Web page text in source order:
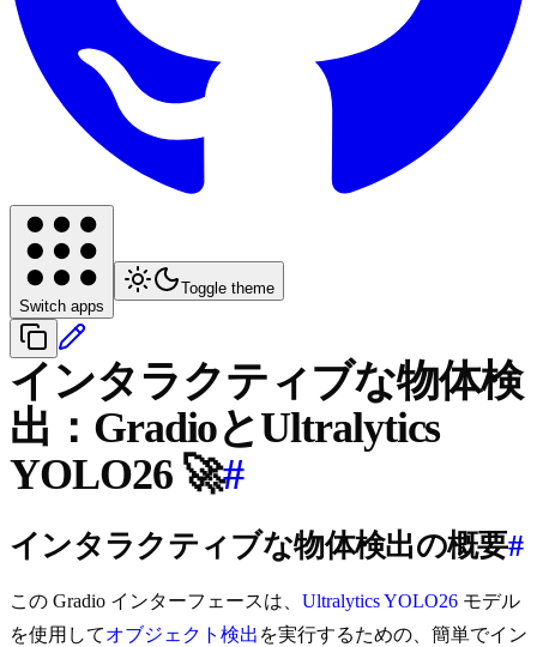
Switch apps
Toggle theme
インタラクティブな物体検
出：GradioとUltralytics
YOLO26 🚀#
インタラクティブな物体検出の概要#
この Gradio インターフェースは、 Ultralytics YOLO26 モデル
を使用してオブジェクト検出 を実行するための、簡単でイン